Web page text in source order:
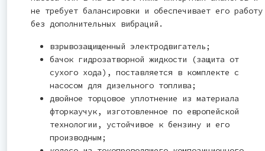
не требует балансировки и обеспечивает его работу
без дополнительных вибраций.
взрывозащищенный электродвигатель;
бачок гидрозатворной жидкости (защита от
сухого хода), поставляется в комплекте с
насосом для дизельного топлива;
двойное торцовое уплотнение из материала
фторкаучук, изготовленное по европейской
технологии, устойчивое к бензину и его
производным;